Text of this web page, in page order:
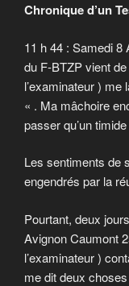
Chronique d’un
11 h 44 : Samedi
du F-BTZP vient
l’examinateur )
« . Ma mâchoire
passer qu’un
Les sentiments de
engendrés par la
Pourtant, deux
Avignon Caumont
l’examinateur )
me dit deux